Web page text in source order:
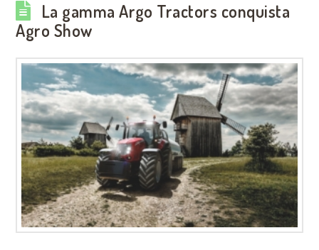
La gamma Argo Tractors conquista
Agro Show